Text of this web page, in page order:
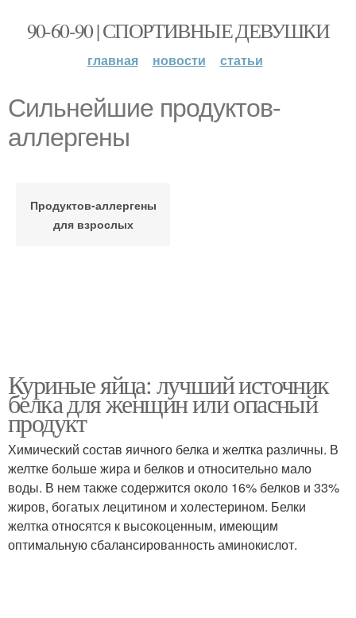
90-60-90 | СПОРТИВНЫЕ ДЕВУШКИ
главная новости статьи
Сильнейшие продуктов-
аллергены
Продуктов-аллергены
для взрослых
Куриные яйца: лучший источник
белка для женщин или опасный
продукт
Химический состав яичного белка и желтка различны. В
желтке больше жира и белков и относительно мало
воды. В нем также содержится около 16% белков и 33%
жиров, богатых лецитином и холестерином. Белки
желтка относятся к высокоценным, имеющим
оптимальную сбалансированность аминокислот.